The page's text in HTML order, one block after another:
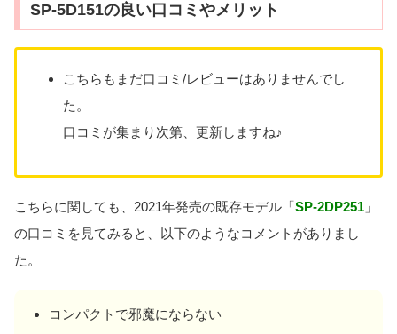
SP-5D151の良い口コミやメリット
こちらもまだ口コミ/レビューはありませんでし
た。
口コミが集まり次第、更新しますね♪
こちらに関しても、2021年発売の既存モデル「SP-2DP251 」
の口コミを見てみると、以下のようなコメントがありまし
た。
コンパクトで邪魔にならない